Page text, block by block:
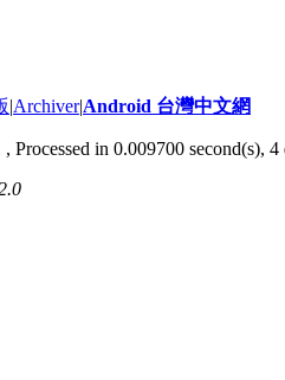
|Archiver|Android 台灣中文網
, Processed in 0.009700 second(s),